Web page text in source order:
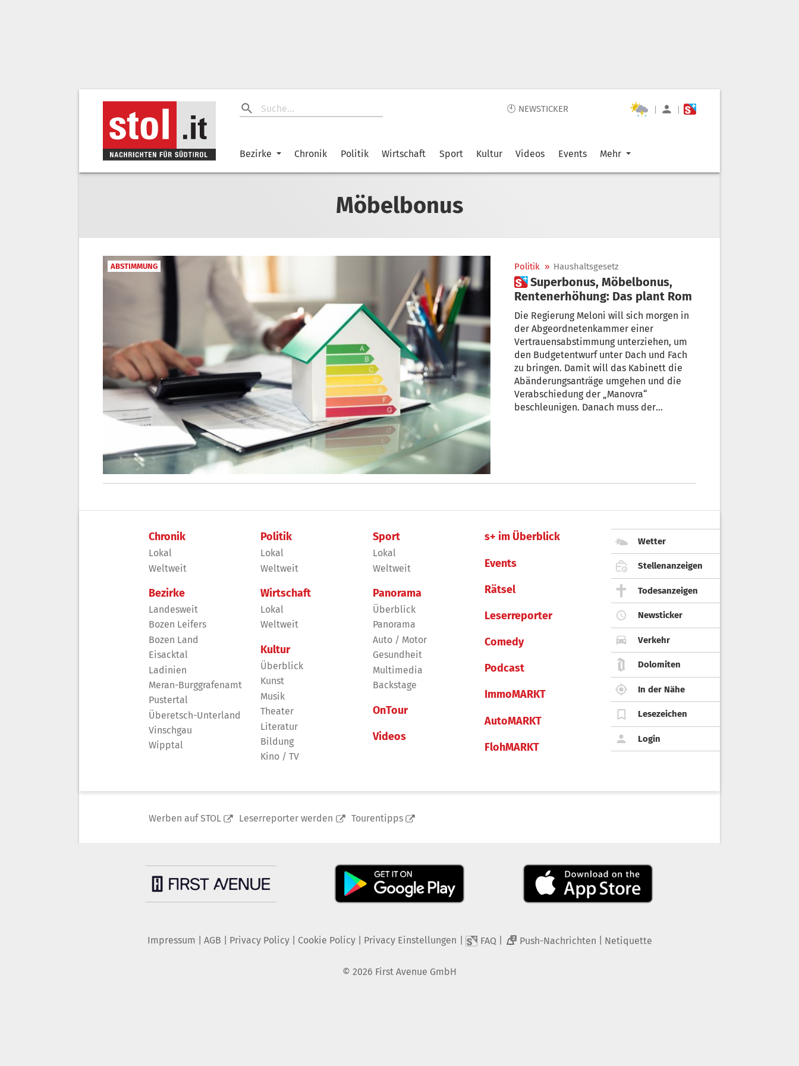
🕙 NEWSTICKER | |
Bezirke Chronik Politik Wirtschaft Sport Kultur Videos Events Mehr
Möbelbonus
ABSTIMMUNG Politik » Haushaltsgesetz
 Superbonus, Möbelbonus,
Rentenerhöhung: Das plant Rom
Die Regierung Meloni will sich morgen in
der Abgeordnetenkammer einer
Vertrauensabstimmung unterziehen, um
den Budgetentwurf unter Dach und Fach
zu bringen. Damit will das Kabinett die
Abänderungsanträge umgehen und die
Verabschiedung der „Manovra“
beschleunigen. Danach muss der
Chronik
Lokal
Weltweit
Bezirke
Landesweit
Bozen Leifers
Bozen Land
Eisacktal
Ladinien
Meran-Burggrafenamt
Pustertal
Überetsch-Unterland
Vinschgau
Wipptal
Politik
Lokal
Weltweit
Wirtschaft
Lokal
Weltweit
Kultur
Überblick
Kunst
Musik
Theater
Literatur
Bildung
Kino / TV
Sport
Lokal
Weltweit
Panorama
Überblick
Panorama
Auto / Motor
Gesundheit
Multimedia
Backstage
OnTour
Videos
s+ im Überblick
Events
Rätsel
Leserreporter
Comedy
Podcast
ImmoMARKT
AutoMARKT
FlohMARKT
Wetter
Stellenanzeigen
Todesanzeigen
Newsticker
Verkehr
Dolomiten
In der Nähe
Lesezeichen
Login
Werben auf STOL Leserreporter werden Tourentipps
Impressum AGB Privacy Policy| Cookie Policy| Privacy Einstellungen FAQ 2 Push-Nachrichten Netiquette
© 2026 First Avenue GmbH